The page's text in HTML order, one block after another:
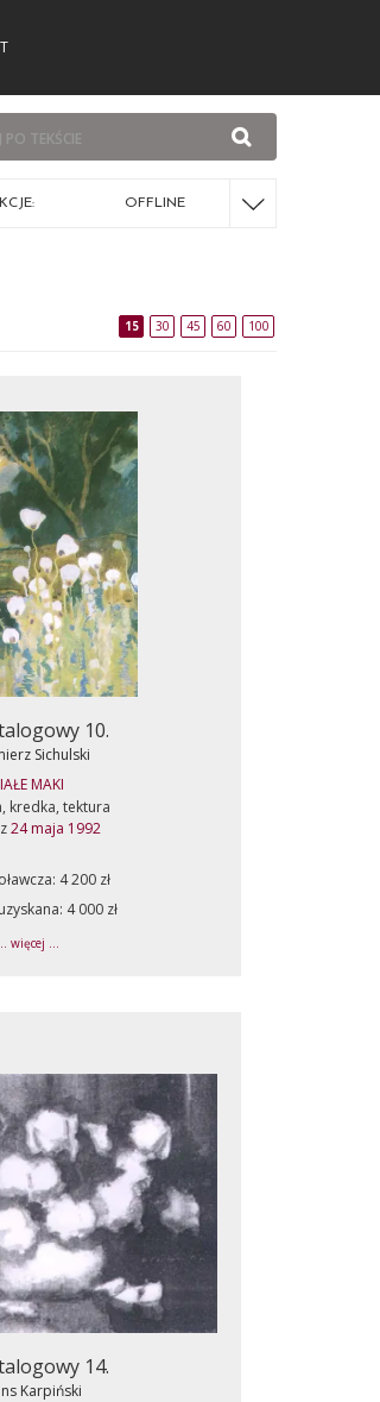
OFFLINE
15 30 45 60 100
10.
Sichulski
MAKI
kredka, tektura
24 maja 1992
4 200 zł
4 000 zł
więcej ...
14.
Karpiński